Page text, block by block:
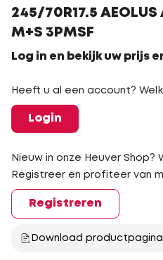
245/70R17.5 AEOLUS
M+S 3PMSF
Log in en bekijk uw prijs
Heeft u al een account?
Login
Nieuw in onze Heuver Shop?
Registreer en profiteer van
Registreren
Download productpagina